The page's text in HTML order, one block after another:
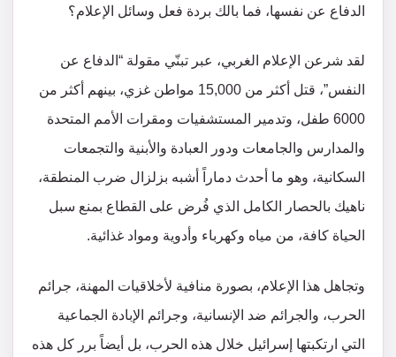
الدفاع عن نفسها، فما بالك بردة فعل وسائل الإعلام؟
لقد شرعن الإعلام الغربي، عبر تبنّي مقولة “الدفاع عن
النفس”، قتل أكثر من 15,000 مواطن غزي، بينهم أكثر من
6000 طفل، وتدمير المستشفيات ومقرات الأمم المتحدة
والمدارس والجامعات ودور العبادة والأبنية والتجمعات
السكانية، وهو ما أحدث دماراً أشبه بزلزال ضرب المنطقة،
ناهيك بالحصار الكامل الذي فُرض على القطاع بمنع سبل
الحياة كافة، من مياه وكهرباء وأدوية ومواد غذائية.
وتجاهل هذا الإعلام، بصورة منافية لأخلاقيات المهنة، جرائم
الحرب، والجرائم ضد الإنسانية، وجرائم الإبادة الجماعية
التي ارتكبتها إسرائيل خلال هذه الحرب، بل أيضاً برر كل هذه